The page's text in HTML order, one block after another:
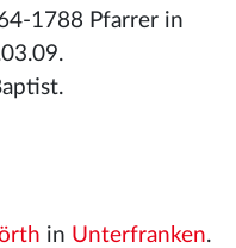
1788 Pfarrer in
in Unterfranken.